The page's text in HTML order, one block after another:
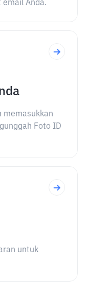
Anda.
memasukkan
Foto ID
untuk